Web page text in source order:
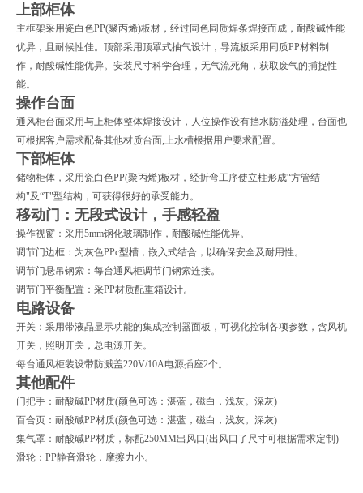
上部柜体
主框架采用瓷白色PP(聚丙烯)板材，经过同色同质焊条焊接而成，耐酸碱性能
优异，且耐候性佳。顶部采用顶罩式抽气设计，导流板采用同质PP材料制
作，耐酸碱性能优异。安装尺寸科学合理，无气流死角，获取废气的捕捉性
能。
操作台面
通风柜台面采用与上柜体整体焊接设计，人位操作设有挡水防溢处理，台面也
可根据客户需求配备其他材质台面;上水槽根据用户要求配置。
下部柜体
储物柜体，采用瓷白色PP(聚丙烯)板材，经折弯工序使立柱形成“方管结
构"及“T"型结构，可获得很好的承受能力。
移动门：无段式设计，手感轻盈
操作视窗：采用5mm钢化玻璃制作，耐酸碱性能优异。
调节门边框：为灰色PPc型槽，嵌入式结合，以确保安全及耐用性。
调节门悬吊钢索：每台通风柜调节门钢索连接。
调节门平衡配置：采PP材质配重箱设计。
电路设备
开关：采用带液晶显示功能的集成控制器面板，可视化控制各项参数，含风机
开关，照明开关，总电源开关。
每台通风柜装设带防溅盖220V/10A电源插座2个。
其他配件
门把手：耐酸碱PP材质(颜色可选：湛蓝，磁白，浅灰。深灰)
百合页：耐酸碱PP材质(颜色可选：湛蓝，磁白，浅灰。深灰)
集气罩：耐酸碱PP材质，标配250MM出风口(出风口了尺寸可根据需求定制)
滑轮：PP静音滑轮，摩擦力小。